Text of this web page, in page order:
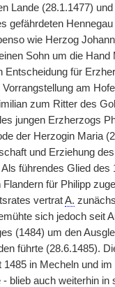
Lande (28.1.1477)
gefährdeten
wie Herzog
Sohn um die Hand
Entscheidung für
Vorrangstellung am
zum Ritter des
jungen Erzherzogs
der Herzogin Maria
und Erziehung
führendes Glied des
Flandern für Philipp
vertratA.
sich jedoch seit
(1484) um den
führte (28.6.1485).
1485 in Mecheln und
blieb auch weiterhin in